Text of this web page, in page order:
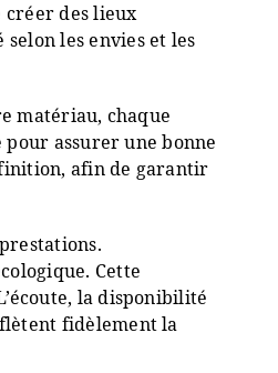
créer des lieux
les envies et les
matériau, chaque
assurer une bonne
afin de garantir
Cette
la disponibilité
fidèlement la